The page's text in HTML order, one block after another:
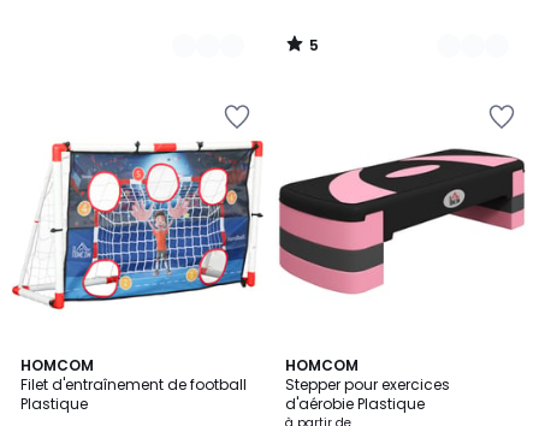
5
/
HOMCOM
Filet d'entraînement de football
Plastique
HOMCOM
Stepper pour exercices
d'aérobie Plastique
4
/
5
5
Couleurs